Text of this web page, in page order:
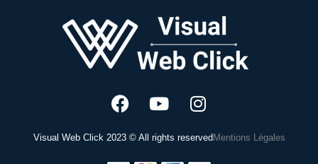
Visual Web Click 2023 © All rights reserved Mentions Légales